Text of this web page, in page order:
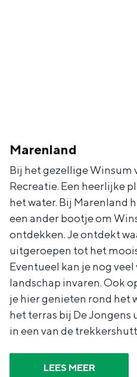
Marenland
Bij het gezellige Winsum
Recreatie. Een heerlijke
het water. Bij Marenland
een ander bootje om
ontdekken. Je ontdekt
uitgeroepen tot het
Eventueel kan je nog
landschap invaren. Ook
je hier genieten rond het
het terras bij De
in een van de
LEES MEER